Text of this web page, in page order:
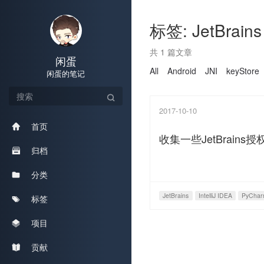
闲蛋
闲蛋的笔记
首页
归档
分类
标签
项目
贡献
标签: JetBrains
共 1 篇文章
All
Android JNI keyStore
2017-10-10
收集一些JetBrains授
JetBrains IntelliJ IDEA